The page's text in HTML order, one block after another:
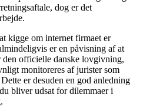
dog er det
kigge om internet firmaet er
er en påvisning af at
officielle danske lovgivning,
monitoreres af jurister som
er desuden en god anledning
bliver udsat for dilemmaer i